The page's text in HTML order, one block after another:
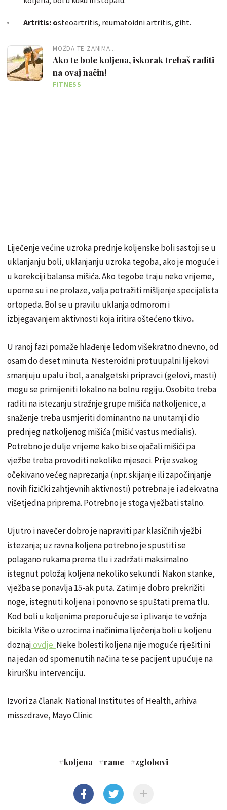
Artritis: osteoartritis, reumatoidni artritis, giht.
MOŽDA TE ZANIMA...
Ako te bole koljena, iskorak trebaš raditi
na ovaj način!
FITNESS
Liječenje većine uzroka prednje koljenske boli sastoji se u
uklanjanju boli, uklanjanju uzroka tegoba, ako je moguće i
u korekciji balansa mišića. Ako tegobe traju neko vrijeme,
uporne su i ne prolaze, valja potražiti mišljenje specijalista
ortopeda. Bol se u pravilu uklanja odmorom i
izbjegavanjem aktivnosti koja iritira oštećeno tkivo.
U ranoj fazi pomaže hlađenje ledom višekratno dnevno, od
osam do deset minuta. Nesteroidni protuupalni lijekovi
smanjuju upalu i bol, a analgetski pripravci (gelovi, masti)
mogu se primijeniti lokalno na bolnu regiju. Osobito treba
raditi na istezanju stražnje grupe mišića natkoljenice, a
snaženje treba usmjeriti dominantno na unutarnji dio
prednjeg natkoljenog mišića (mišić vastus medialis).
Potrebno je dulje vrijeme kako bi se ojačali mišići pa
vježbe treba provoditi nekoliko mjeseci. Prije svakog
očekivano većeg naprezanja (npr. skijanje ili započinjanje
novih fizički zahtjevnih aktivnosti) potrebna je i adekvatna
višetjedna priprema. Potrebno je stoga vježbati stalno.
Ujutro i navečer dobro je napraviti par klasičnih vježbi
istezanja; uz ravna koljena potrebno je spustiti se
polagano rukama prema tlu i zadržati maksimalno
istegnut položaj koljena nekoliko sekundi. Nakon stanke,
vježba se ponavlja 15-ak puta. Zatim je dobro prekrižiti
noge, istegnuti koljena i ponovno se spuštati prema tlu.
Kod boli u koljenima preporučuje se i plivanje te vožnja
bicikla. Više o uzrocima i načinima liječenja boli u koljenu
doznajovdje. Neke bolesti koljena nije moguće riješiti ni
na jedan od spomenutih načina te se pacijent upućuje na
kiruršku intervenciju.
Izvori za članak: National Institutes of Health, arhiva
misszdrave, Mayo Clinic
#koljena #rame #zglobovi